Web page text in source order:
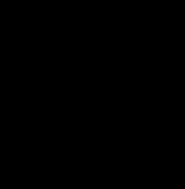
экономит время.
заказывать ещё!